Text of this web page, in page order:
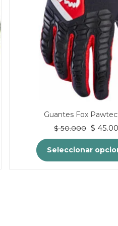
Guantes Fox
$50.000
El
precio
original
era:
$
Seleccionar